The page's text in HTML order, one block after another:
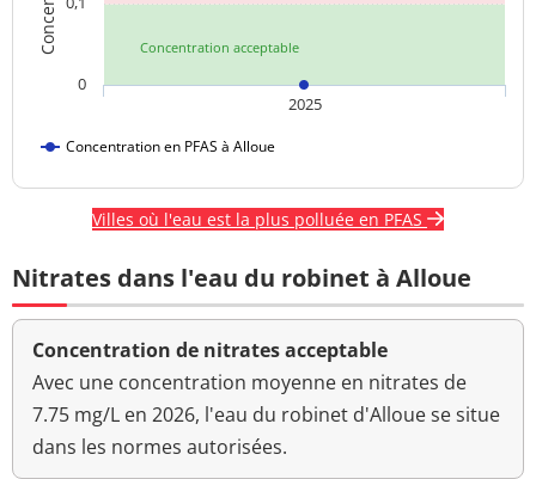
Concentration acceptable
Concentration en PFAS à Alloue
2025
0
Villes où l'eau est la plus polluée en PFAS
Nitrates dans l'eau du robinet à Alloue
Concentration de nitrates acceptable
Avec une concentration moyenne en nitrates de
7.75 mg/L en 2026, l'eau du robinet d'Alloue se situe
dans les normes autorisées.